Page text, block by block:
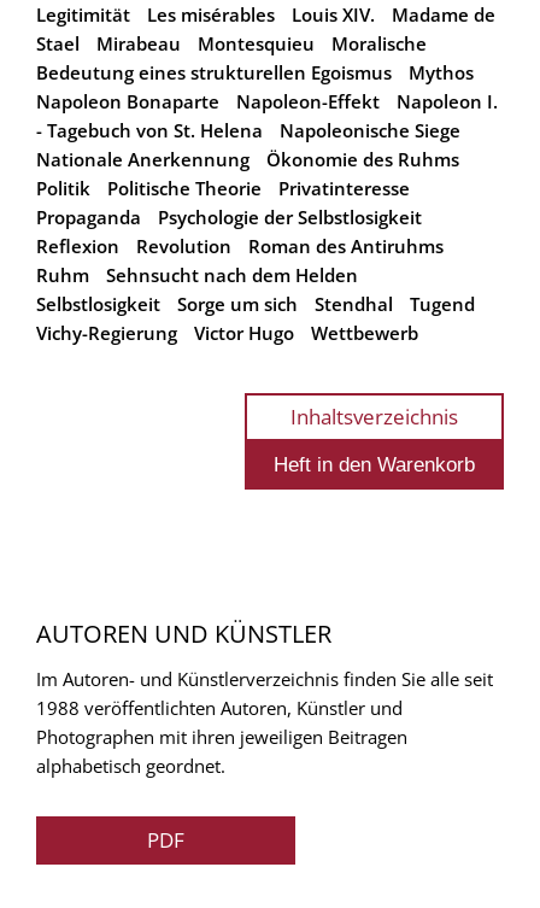
Legitimität
Les misérables Louis XIV.
Madame de
Stael
Mirabeau Montesquieu
Moralische
Bedeutung eines strukturellen Egoismus
Mythos
Napoleon Bonaparte
Napoleon-Effekt
Napoleon I.
- Tagebuch von St. Helena
Napoleonische Siege
Nationale Anerkennung
Ökonomie des Ruhms
Politik
Politische Theorie
Privatinteresse
Propaganda
Psychologie der Selbstlosigkeit
Reflexion
Revolution
Roman des Antiruhms
Ruhm
Sehnsucht nach dem Helden
Selbstlosigkeit
Sorge um sich Stendhal
Tugend
Vichy-Regierung
Victor Hugo Wettbewerb
Inhaltsverzeichnis
AUTOREN UND KÜNSTLER
Im Autoren- und Künstlerverzeichnis finden Sie alle seit
1988 veröffentlichten Autoren, Künstler und
Photographen mit ihren jeweiligen Beitragen
alphabetisch geordnet.
PDF